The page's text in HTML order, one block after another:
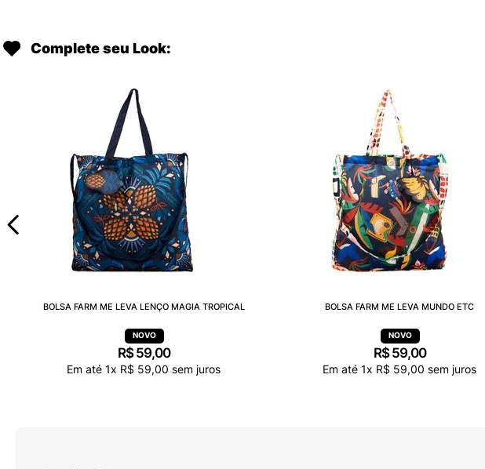
Complete seu Look:
BOLSA FARM ME LEVA LENÇO MAGIA TROPICAL
R$ 59,00
Em até 1x R$ 59,00 sem juros
BOLSA FARM ME LEVA MUNDO ETC
R$ 59,00
Em até 1x R$ 59,00 sem juros